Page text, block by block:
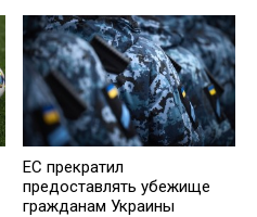
ЕС прекратил
предоставлять убежище
гражданам Украины